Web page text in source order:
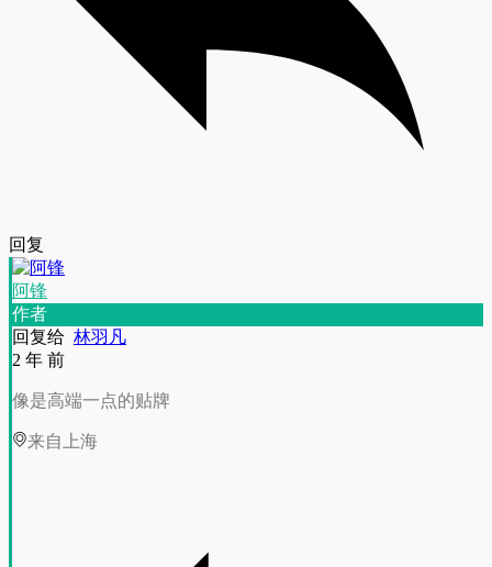
回复
阿锋
作者
回复给 林羽凡
2 年 前
像是高端一点的贴牌
来自上海